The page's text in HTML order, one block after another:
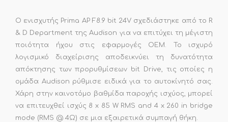
Ο ενισχυτής Prima AP F8.9 bit 24V σχεδιάστηκε από το R
& D Department της Audison για να επιτύχει τη μέγιστη
ποιότητα ήχου στις εφαρμογές OEM. Το ισχυρό
λογισμικό διαχείρισης αποδεικνύει τη δυνατότητα
απόκτησης των προρυθμίσεων bit Drive, τις οποίες η
ομάδα Audison ρύθμισε ειδικά για το αυτοκίνητό σας.
Χάρη στην καινοτόμο βαθμίδα παροχής ισχύος, μπορεί
να επιτευχθεί ισχύς 8 x 85 W RMS and 4 x 260 in bridge
mode (RMS @ 4Ω) σε μια εξαιρετικά συμπαγή θήκη.